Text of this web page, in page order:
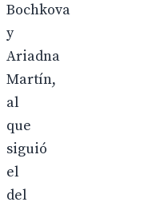
Bochkova
y
Ariadna
Martín,
al
que
siguió
el
del